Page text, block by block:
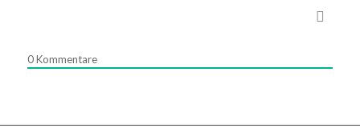
0Kommentare